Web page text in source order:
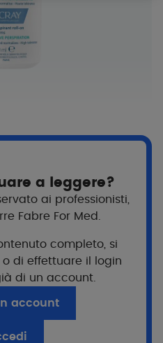
chi?
a leggere?
ai professionisti,
Fabre For Med.
completo, si
di effettuare il login
di un account.
account
e chiudi
i cookie